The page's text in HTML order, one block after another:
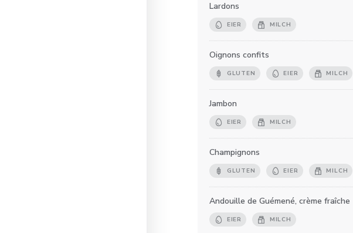
Lardons
EIER MILCH
Oignons confits
GLUTEN EIER MILCH
Jambon
EIER MILCH
Champignons
GLUTEN EIER MILCH
Andouille de Guémené, crème fraîche
EIER MILCH